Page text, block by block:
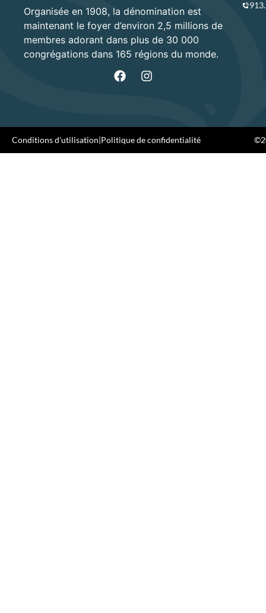
Organisée en 1908, la dénomination est
maintenant le foyer d’environ 2,5 millions de
membres adorant dans plus de 30 000
congrégations dans 165 régions du monde.
Conditions d'utilisation|Politique de confidentialité